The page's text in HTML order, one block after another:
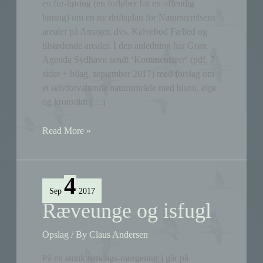
høring) om en ny driftsplan for Naturstyrelsens
arealer på Amager, dvs. Kalvebod Fælled og
tilstødende arealer. I den anledning har Grøn
Agenda Sydhavn sendt ‘Kommentarer‘ (pdf, 7
sider + bilag, september 2017) med forslag om
et selvforvaltende naturområde med bison, elge
Forslag
Naturstyrelsen:
med
elge
kronvildt
Read More »
Sep 4 2017
Ræveunge og isfugl
Opslag / ByClaus Andersen
På en smuk søndags-morgentur i går på